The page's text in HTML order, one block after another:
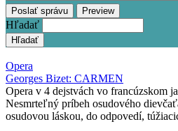
Hľadať
Opera
Georges Bizet: CARMEN
Opera v 4 dejstvách vo francúzskom
Nesmrteľný príbeh osudového
osudovou láskou, do odpovedí,